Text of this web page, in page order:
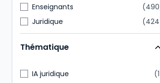
Enseignants
490
Juridique
424
Notaire
218
Expert-comptable
175
Commissaire aux comptes
151
Thématique
IA juridique 1